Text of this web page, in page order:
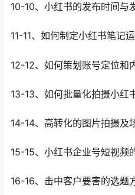
10-10、小红书的发布时间与
11-11、如何制定小红书笔记
12-12、如何策划账号定位和
13-13、如何批量化拍摄小红
14-14、高转化的图片拍摄及
15-15、小红书企业号短视频
16-16、击中客户要害的选题